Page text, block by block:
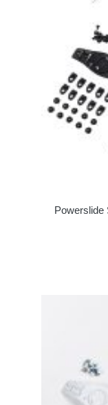
Powerslide